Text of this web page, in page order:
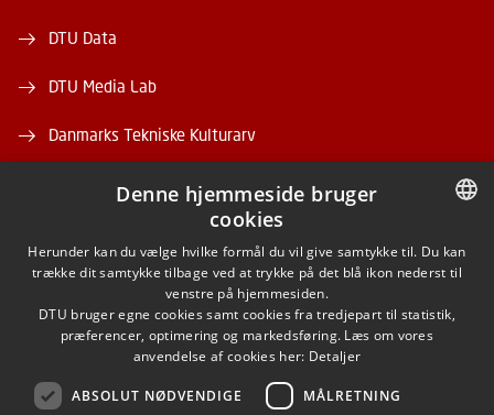
DTU Data
DTU Media Lab
Danmarks Tekniske Kulturarv
FACEBOOK
INSTAGRAM
LINKEDIN
DANISH
ENGLISH
Denne hjemmeside bruger
cookies
Herunder kan du vælge hvilke formål du vil give samtykke til. Du kan
trække dit samtykke tilbage ved at trykke på det blå ikon nederst til
venstre på hjemmesiden.
DTU bruger egne cookies samt cookies fra tredjepart til statistik,
præferencer, optimering og markedsføring. Læs om vores
anvendelse af cookies her: Detaljer
ABSOLUT NØDVENDIGE MÅLRETNING